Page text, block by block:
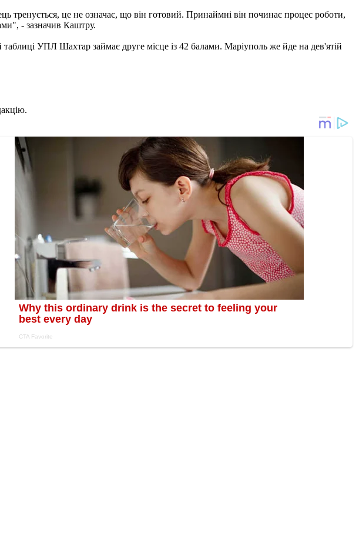
тренується, це не означає, що він готовий. Принаймні він починає процес роботи,
- зазначив Каштру.
УПЛ Шахтар займає друге місце із 42 балами. Маріуполь же йде на дев'ятій